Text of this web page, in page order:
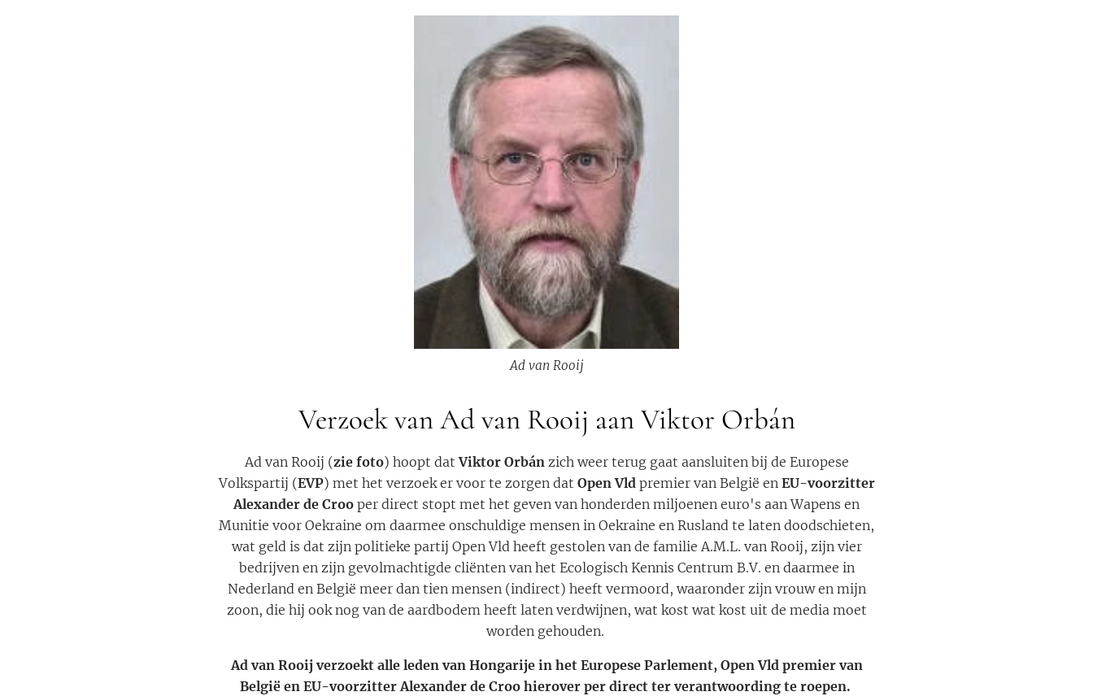
Ad van Rooij
Verzoek van Ad van Rooij aan Viktor Orbán
Ad van Rooij (zie foto) hoopt datViktor Orbánzich weer terug gaat aansluiten bij de Europese
Volkspartij (EVP) met het verzoek er voor te zorgen dat Open Vldpremier van België en EU-voorzitter
Alexander de Croo per direct stopt met het geven van honderden miljoenen euro's aan Wapens en
Munitie voor Oekraine om daarmee onschuldige mensen in Oekraine en Rusland te laten doodschieten,
wat geld is dat zijn politieke partij Open Vld heeft gestolen van de familie A.M.L. van Rooij, zijn vier
bedrijven en zijn gevolmachtigde cliënten van het Ecologisch Kennis Centrum B.V. en daarmee in
Nederland en België meer dan tien mensen (indirect) heeft vermoord, waaronder zijn vrouw en mijn
zoon, die hij ook nog van de aardbodem heeft laten verdwijnen, wat kost wat kost uit de media moet
worden gehouden.
Ad van Rooij verzoekt alle leden van Hongarije in het Europese Parlement, Open Vld premier van
België en EU-voorzitter Alexander de Croo hierover per direct ter verantwoording te roepen.